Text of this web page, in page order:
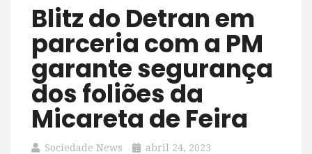
Blitz do Detran em
parceria com a PM
garante segurança
dos foliões da
Micareta de Feira
Sociedade News abril 24, 2023